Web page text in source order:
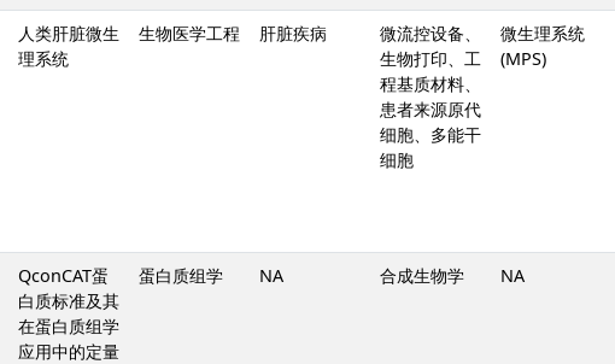
人类肝脏微生
理系统
生物医学工程 肝脏疾病
微流控设备、
生物打印、工
程基质材料、
患者来源原代
细胞、多能干
细胞
微生理系统
(MPS)
QconCAT蛋
白质标准及其
在蛋白质组学
应用中的定量
蛋白质组学 NA 合成生物学 NA